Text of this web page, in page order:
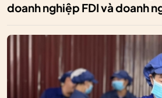
doanh nghiệp FDI và doanh